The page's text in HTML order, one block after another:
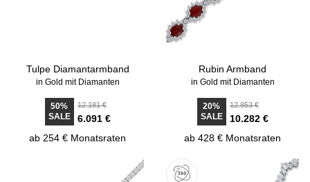
Tulpe Diamantarmband
in Gold mit Diamanten
50%
SALE
12.181 €
6.091 €
ab 254 € Monatsraten
Rubin Armband
in Gold mit Diamanten
20%
SALE
12.853 €
10.282 €
ab 428 € Monatsraten